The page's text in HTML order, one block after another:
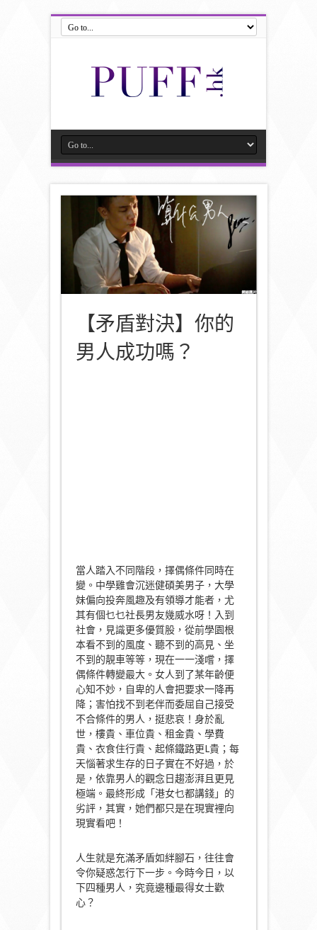
【矛盾對決】你的
男人成功嗎？
當人踏入不同階段，擇偶條件同時在
變。中學雞會沉迷健碩美男子，大學
妹偏向投奔風趣及有領導才能者，尤
其有個乜乜社長男友幾威水呀！入到
社會，見識更多優質股，從前學園根
本看不到的風度、聽不到的高見、坐
不到的靚車等等，現在一一淺嚐，擇
偶條件轉變最大。女人到了某年齡便
心知不妙，自卑的人會把要求一降再
降；害怕找不到老伴而委屈自己接受
不合條件的男人，挺悲哀！身於亂
世，樓貴、車位貴、租金貴、學費
貴、衣食住行貴、起條鐵路更L貴；每
天惱著求生存的日子實在不好過，於
是，依靠男人的觀念日趨澎湃且更見
極端。最終形成「港女乜都講錢」的
劣評，其實，她們都只是在現實裡向
現實看吧！
人生就是充滿矛盾如絆腳石，往往會
令你疑惑怎行下一步。今時今日，以
下四種男人，究竟邊種最得女士歡
心？